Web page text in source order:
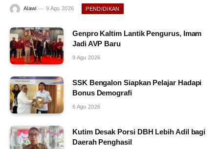
Alawi 9 Agu 2026 PENDIDIKAN
Genpro Kaltim Lantik Pengurus, Imam
Jadi AVP Baru
9 Agu 2026
SSK Bengalon Siapkan Pelajar Hadapi
Bonus Demografi
6 Agu 2026
Kutim Desak Porsi DBH Lebih Adil bagi
Daerah Penghasil